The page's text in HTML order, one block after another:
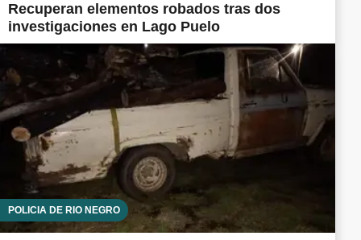
Recuperan elementos robados tras dos
investigaciones en Lago Puelo
POLICÍA DE RÍO NEGRO